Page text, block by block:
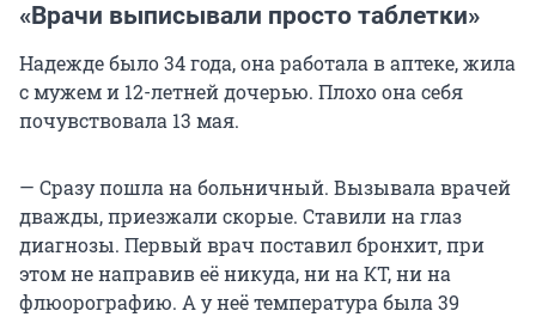
«Врачи выписывали просто таблетки»
Надежде было 34 года, она работала в аптеке, жила
с мужем и 12-летней дочерью. Плохо она себя
почувствовала 13 мая.
— Сразу пошла на больничный. Вызывала врачей
дважды, приезжали скорые. Ставили на глаз
диагнозы. Первый врач поставил бронхит, при
этом не направив её никуда, ни на КТ, ни на
флюорографию. А у неё температура была 39